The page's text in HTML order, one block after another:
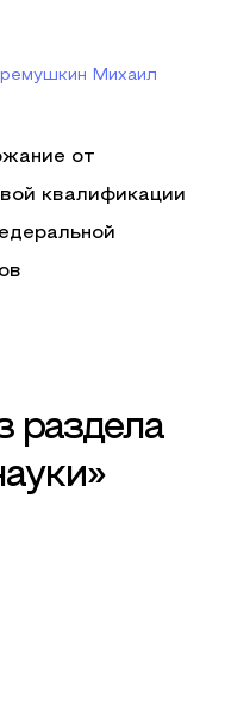
Михаил
от
квалификации
раздела